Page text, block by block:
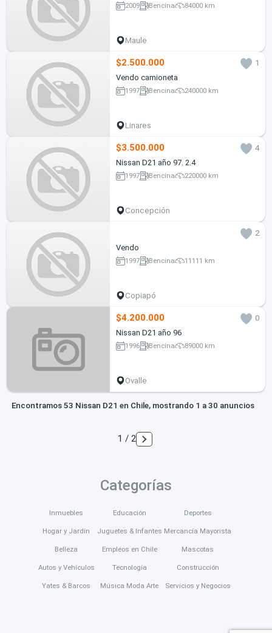
2009 Bencina 84000 km
Maule
$2.500.000
1
Vendo camioneta
1997 Bencina 240000 km
Linares
$3.500.000
4
Nissan D21 año 97. 2.4
1997 Bencina 220000 km
Concepción
2
Vendo
1997 Bencina 11111 km
Copiapó
$4.200.000
0
Nissan D21 año 96
1996 Bencina 89000 km
Ovalle
Encontramos 53 Nissan D21 en Chile, mostrando 1 a 30 anuncios
1 / 2
Categorías
Inmuebles
Hogar y Jardín
Belleza
Autos y Vehículos
Yates & Barcos
Educación
Juguetes & Infantes
Empleos en Chile
Tecnología
Música Moda Arte
Deportes
Mercancía Mayorista
Mascotas
Construcción
Servicios y Negocios